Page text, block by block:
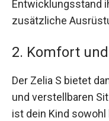
Entwicklungsstand
zusätzliche
2. Komfort
Der Zelia S bietet
und verstellbaren
ist dein Kind sowohl